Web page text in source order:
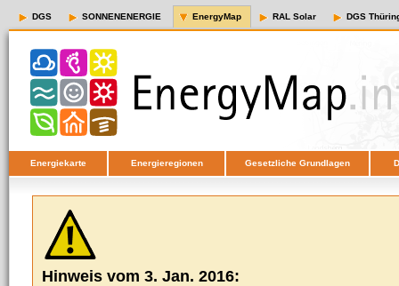
DGS SONNENENERGIE EnergyMap RAL Solar DGS
Energiekarte Energieregionen Gesetzliche Grundlagen
Hinweis vom 3. Jan. 2016: